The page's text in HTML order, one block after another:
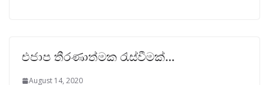
එජාප තීරණාත්මක රැස්වීමක්…
August 14, 2020